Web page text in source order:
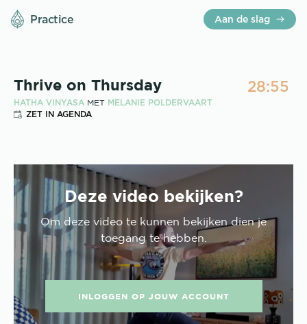
Practice Aan de slag
Thrive on Thursday 28:55
HATHA VINYASAMET MELANIE POLDERVAART
ZET IN AGENDA
Deze video bekijken?
Om deze video te kunnen bekijken dien je
toegang te hebben.
INLOGGEN OP JOUW ACCOUNT